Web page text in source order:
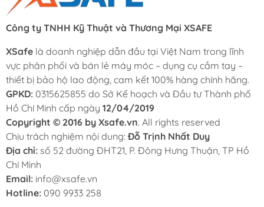
Công ty TNHH Kỹ Thuật và Thương Mại XSAFE
XSafe là doanh nghiệp dẫn đầu tại Việt Nam trong lĩnh
vực phân phối và bán lẻ máy móc – dụng cụ cầm tay –
thiết bị bảo hộ lao động, cam kết 100% hàng chính hãng.
GPKD: 0315625855 do Sở Kế hoạch và Đầu tư Thành phố
Hồ Chí Minh cấp ngày 12/04/2019
Copyright © 2016 by Xsafe.vn. All rights reserved
Chịu trách nghiệm nội dung: Đỗ Trịnh Nhất Duy
Địa chỉ: số 52 đường ĐHT21, P. Đông Hưng Thuận, TP Hồ
Chí Minh
Email: info@xsafe.vn
Hotline: 090 9933 258